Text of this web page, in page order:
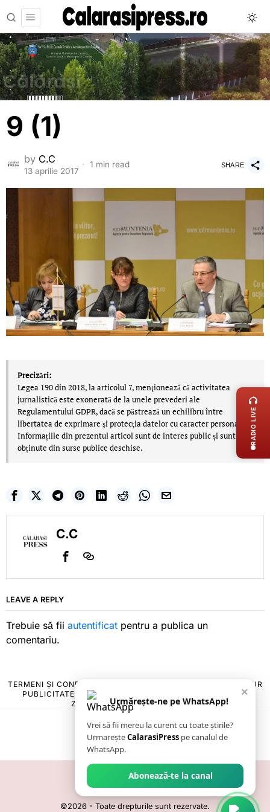
9 (1)
by C.C
13 aprilie 2017
1 min read SHARE
Precizări:
Legea 190 din 2018, la articolul 7, menţionează că activitatea
jurnalistică este exonerată de la unele prevederi ale
Regulamentului GDPR, dacă se păstrează un echilibru între
libertatea de exprimare şi protecţia datelor cu caracter personal.
Informațiile din prezentul articol sunt de interes public și sunt
obținute din surse publice deschise.
C.C
LEAVE A REPLY
Trebuie să fii autentificat pentru a publica un
comentariu.
TERMENI ȘI CONDIȚII
POLITICA DE ANULARE & RETUR
PUBLICITATE ONLINE & TIPĂRITĂ
CONTACT
ZIARUL ANUNȚUL CĂLĂRĂȘEAN
©2026 - Toate drepturile sunt rezervate.
×
Urmărește-ne pe WhatsApp!
Vrei să fii mereu la curent cu toate știrile?
UrmareșteCalarasiPress pe canalul de
WhatsApp.
Abonează-te la canal
RADIO LIVE